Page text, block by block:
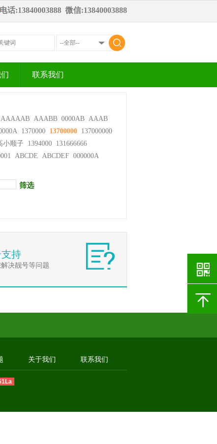
电话:13840003888 微信:13840003888
联系我们
AAAAAB AAABB 0000AB AAAB
1370000 13700000 137000000
小顺子 1394000 131666666
ABCDE ABCDEF 000000A
筛选
持
决靓号等问题
关于我们 联系我们